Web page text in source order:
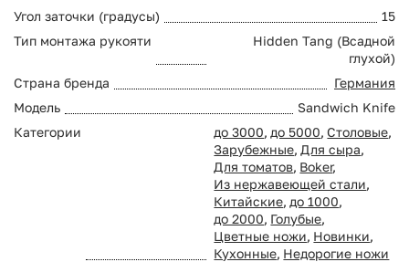
Угол заточки (градусы)
15
Тип монтажа рукояти
Hidden Tang (Всадной
глухой)
Страна бренда
Германия
Модель
Sandwich Knife
Категории
до 3000, до 5000, Столовые,
Зарубежные, Для сыра,
Для томатов, Boker,
Из нержавеющей стали,
Китайские, до 1000,
до 2000, Голубые,
Цветные ножи, Новинки,
Кухонные, Недорогие ножи